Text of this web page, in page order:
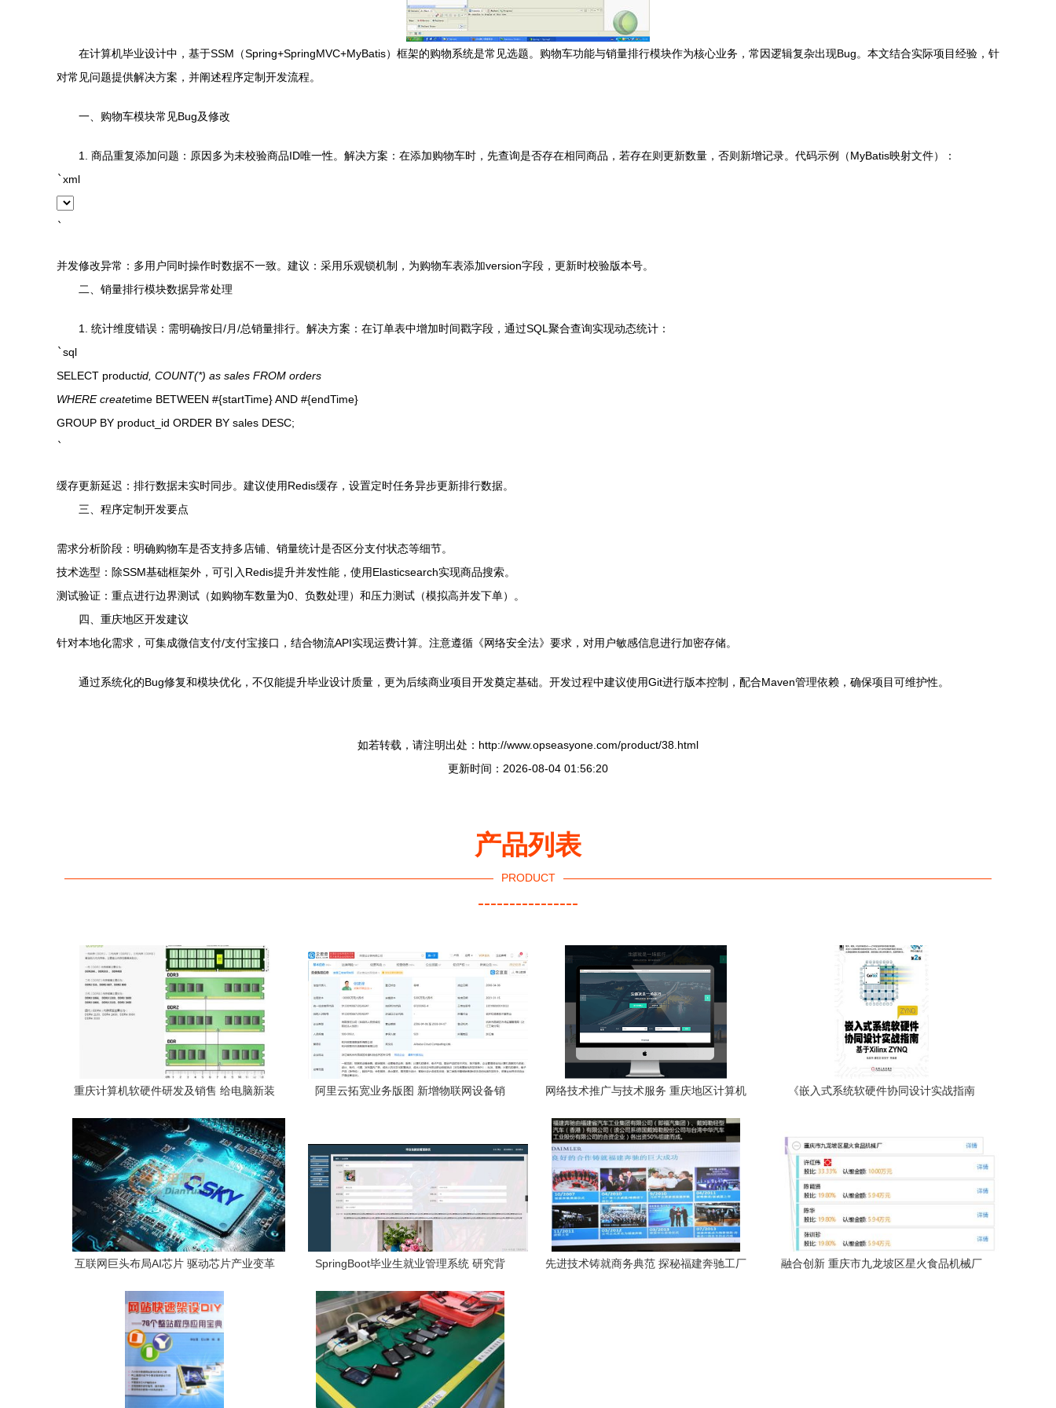
在计算机毕业设计中，基于SSM（Spring+SpringMVC+MyBatis）框架的购物系统是常见选题。购物车功能与销量排行模块作为核心业务，常因逻辑复杂出现Bug。本文结合实际项目经验，针
对常见问题提供解决方案，并阐述程序定制开发流程。
一、购物车模块常见Bug及修改
1. 商品重复添加问题：原因多为未校验商品ID唯一性。解决方案：在添加购物车时，先查询是否存在相同商品，若存在则更新数量，否则新增记录。代码示例（MyBatis映射文件）：
`xml
`
并发修改异常：多用户同时操作时数据不一致。建议：采用乐观锁机制，为购物车表添加version字段，更新时校验版本号。
二、销量排行模块数据异常处理
1. 统计维度错误：需明确按日/月/总销量排行。解决方案：在订单表中增加时间戳字段，通过SQL聚合查询实现动态统计：
`sql
SELECT productid, COUNT(*) as sales FROM orders
WHERE createtime BETWEEN #{startTime} AND #{endTime}
GROUP BY product_id ORDER BY sales DESC;
`
缓存更新延迟：排行数据未实时同步。建议使用Redis缓存，设置定时任务异步更新排行数据。
三、程序定制开发要点
需求分析阶段：明确购物车是否支持多店铺、销量统计是否区分支付状态等细节。
技术选型：除SSM基础框架外，可引入Redis提升并发性能，使用Elasticsearch实现商品搜索。
测试验证：重点进行边界测试（如购物车数量为0、负数处理）和压力测试（模拟高并发下单）。
四、重庆地区开发建议
针对本地化需求，可集成微信支付/支付宝接口，结合物流API实现运费计算。注意遵循《网络安全法》要求，对用户敏感信息进行加密存储。
通过系统化的Bug修复和模块优化，不仅能提升毕业设计质量，更为后续商业项目开发奠定基础。开发过程中建议使用Git进行版本控制，配合Maven管理依赖，确保项目可维护性。
如若转载，请注明出处：http://www.opseasyone.com/product/38.html
更新时间：2026-08-04 01:56:20
产品列表
PRODUCT
----------------
重庆计算机软硬件研发及销售 给电脑新装
阿里云拓宽业务版图 新增物联网设备销
网络技术推广与技术服务 重庆地区计算机
《嵌入式系统软硬件协同设计实战指南
互联网巨头布局AI芯片 驱动芯片产业变革
SpringBoot毕业生就业管理系统 研究背
先进技术铸就商务典范 探秘福建奔驰工厂
融合创新 重庆市九龙坡区星火食品机械厂